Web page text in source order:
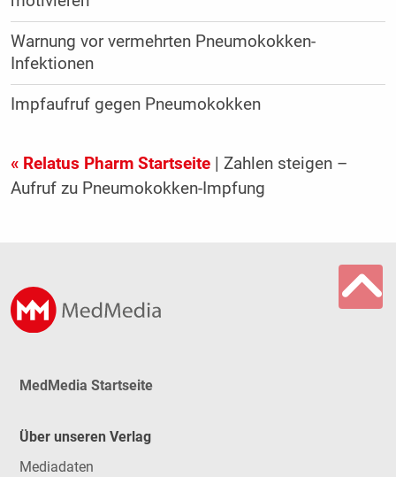
Warnung vor vermehrten Pneumokokken-
Infektionen
Impfaufruf gegen Pneumokokken
« Relatus Pharm Startseite| Zahlen steigen –
Aufruf zu Pneumokokken-Impfung
MedMedia Startseite
Über unseren Verlag
Mediadaten